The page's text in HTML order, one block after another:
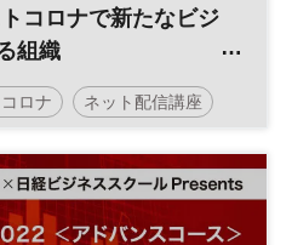
コロナで新たなビジ
組織
ビジネススクール
ロナ ネット配信講座